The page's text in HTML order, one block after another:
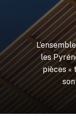
L’ensemble
les
pièces «